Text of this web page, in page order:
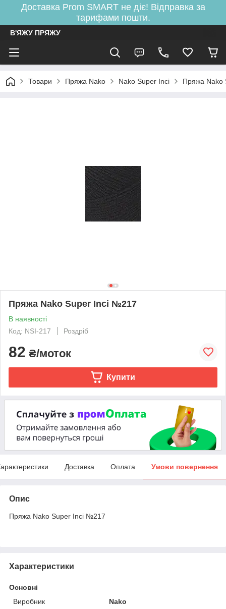
Доставка Prom SMART не діє! Відправка за
тарифами пошти.
В'ЯЖУ ПРЯЖУ
Товари Пряжа Nako Nako Super Inci Пряжа
Пряжа Nako Super Inci №217
В наявності
Код: NSI-217
Роздріб
82 ₴/моток
Купити
Доставка Оплата Умови повернення
Опис
Пряжа Nako Super Inci №217
Характеристики
Основні
Виробник
Nako